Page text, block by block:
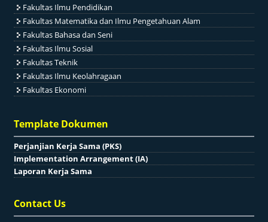
Fakultas Ilmu Pendidikan
Fakultas Matematika dan Ilmu Pengetahuan Alam
Fakultas Bahasa dan Seni
Fakultas Ilmu Sosial
Fakultas Teknik
Fakultas Ilmu Keolahragaan
Fakultas Ekonomi
Template Dokumen
Perjanjian Kerja Sama (PKS)
Implementation Arrangement (IA)
Laporan Kerja Sama
Contact Us